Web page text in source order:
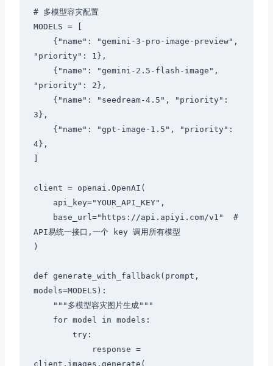
# 多模型容灾配置
MODELS = [
"priority": 1},
"priority": 2},
3},
4},
]
client = openai.OpenAI(
API易统一接口,一个 key 调用所有模型
)
def generate_with_fallback(prompt,
models=MODELS):
client.images.generate(